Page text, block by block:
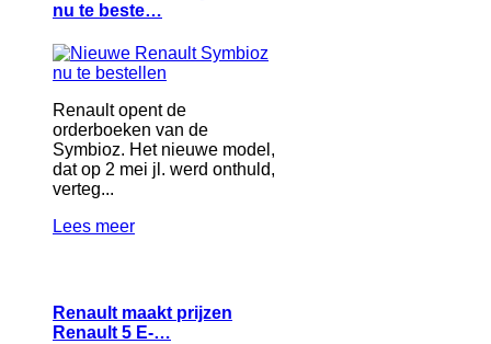
nu te beste…
Renault opent de
orderboeken van de
Symbioz. Het nieuwe model,
dat op 2 mei jl. werd onthuld,
verteg...
Lees meer
Renault maakt prijzen
Renault 5 E-…